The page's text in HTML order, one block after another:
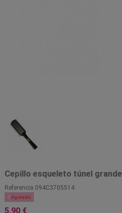
Cepillo esqueleto túnel grande
Referencia 094C3705514
 Agotado
5,90 €